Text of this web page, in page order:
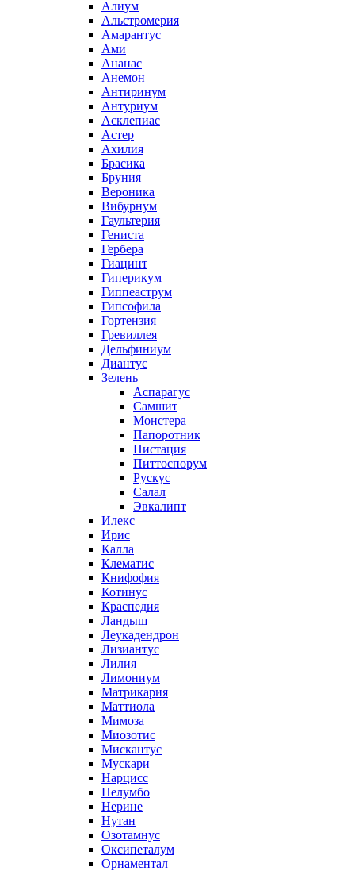
Алиум
Альстромерия
Амарантус
Ами
Ананас
Анемон
Антиринум
Антуриум
Асклепиас
Астер
Ахилия
Брасика
Бруния
Вероника
Вибурнум
Гаультерия
Гениста
Гербера
Гиацинт
Гиперикум
Гиппеаструм
Гипсофила
Гортензия
Гревиллея
Дельфиниум
Диантус
Зелень
Аспарагус
Самшит
Монстера
Папоротник
Пистация
Питтоспорум
Рускус
Салал
Эвкалипт
Илекс
Ирис
Калла
Клематис
Книфофия
Котинус
Краспедия
Ландыш
Леукадендрон
Лизиантус
Лилия
Лимониум
Матрикария
Маттиола
Мимоза
Миозотис
Мискантус
Мускари
Нарцисс
Нелумбо
Нерине
Нутан
Озотамнус
Оксипеталум
Орнаментал